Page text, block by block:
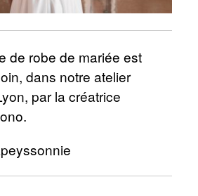
de robe de mariée est
dans notre atelier
par la créatrice